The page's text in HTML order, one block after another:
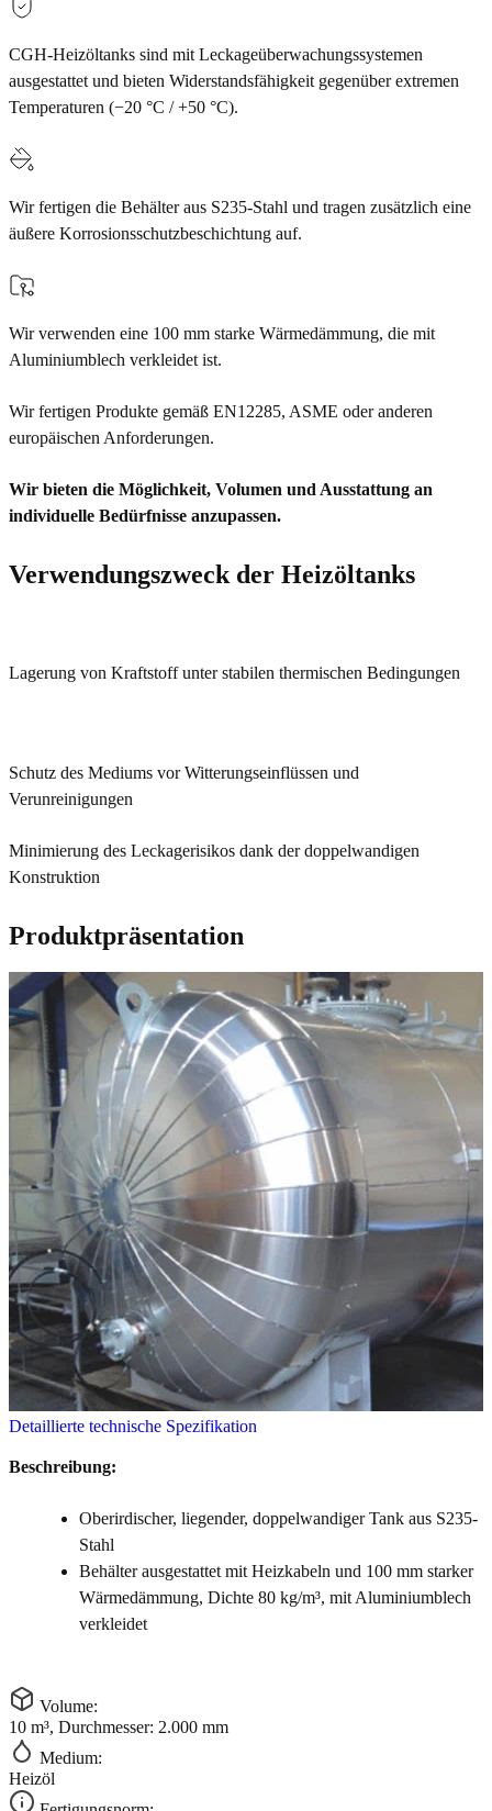
CGH-Heizöltanks sind mit Leckageüberwachungssystemen
ausgestattet und bieten Widerstandsfähigkeit gegenüber extremen
Temperaturen (−20 °C / +50 °C).
Wir fertigen die Behälter aus S235-Stahl und tragen zusätzlich eine
äußere Korrosionsschutzbeschichtung auf.
Wir verwenden eine 100 mm starke Wärmedämmung, die mit
Aluminiumblech verkleidet ist.
Wir fertigen Produkte gemäß EN12285, ASME oder anderen
europäischen Anforderungen.
Wir bieten die Möglichkeit, Volumen und Ausstattung an
individuelle Bedürfnisse anzupassen.
Verwendungszweck der Heizöltanks
Lagerung von Kraftstoff unter stabilen thermischen Bedingungen
Schutz des Mediums vor Witterungseinflüssen und
Verunreinigungen
Minimierung des Leckagerisikos dank der doppelwandigen
Konstruktion
Produktpräsentation
Detaillierte technische Spezifikation
Beschreibung:
Oberirdischer, liegender, doppelwandiger Tank aus S235-
Stahl
Behälter ausgestattet mit Heizkabeln und 100 mm starker
Wärmedämmung, Dichte 80 kg/m³, mit Aluminiumblech
verkleidet
Volume:
10 m³, Durchmesser: 2.000 mm
Medium:
Heizöl